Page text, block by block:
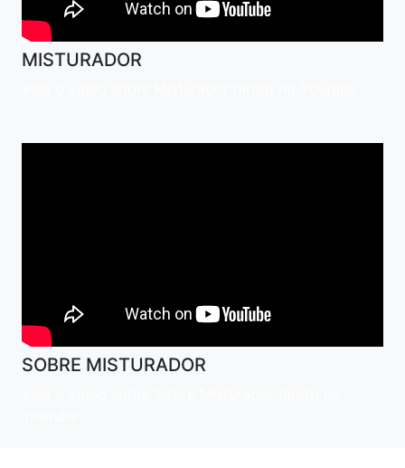
MISTURADOR
SOBRE MISTURADOR